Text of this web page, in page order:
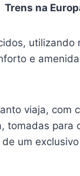
Trens na
utilizando
e
viaja, com
tomadas
um